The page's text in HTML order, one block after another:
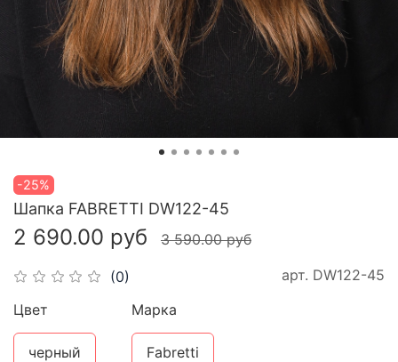
-25%
(0) арт. DW122-45
Шапка FABRETTI DW122-45
2 690.00 руб 3 590.00 руб
Цвет
черный
Марка
Fabretti